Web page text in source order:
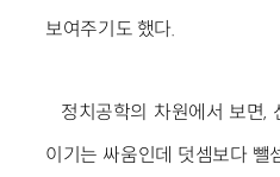
보여주기도 했다.
정치공학의 차원에서 보면,
이기는 싸움인데 덧셈보다 뺄